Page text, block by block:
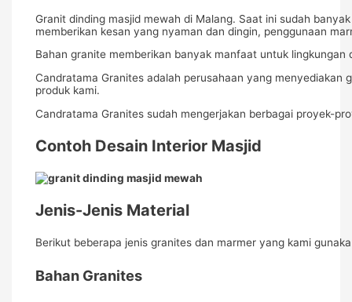
Granit dinding masjid mewah di Malang. Saat ini sudah
memberikan kesan yang nyaman dan dingin, penggunaan
Bahan granite memberikan banyak manfaat untuk
Candratama Granites adalah perusahaan yang
produk kami.
Candratama Granites sudah mengerjakan berbagai proyek-
Contoh Desain Interior Masjid
Jenis-Jenis Material
Berikut beberapa jenis granites dan marmer yang kami
Bahan Granites